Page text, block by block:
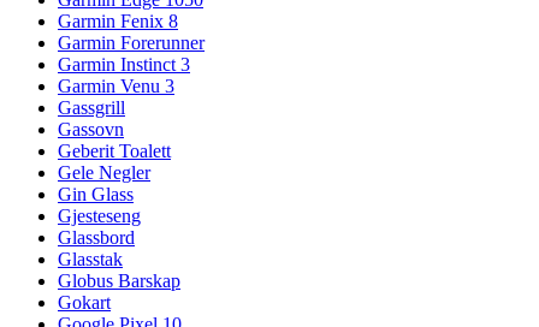
Garmin Fenix 8
Garmin Forerunner
Garmin Instinct 3
Garmin Venu 3
Gassgrill
Gassovn
Geberit Toalett
Gele Negler
Gin Glass
Gjesteseng
Glassbord
Glasstak
Globus Barskap
Gokart